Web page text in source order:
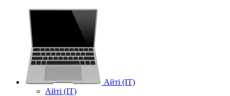
Айті (IT)
Айті (IT)